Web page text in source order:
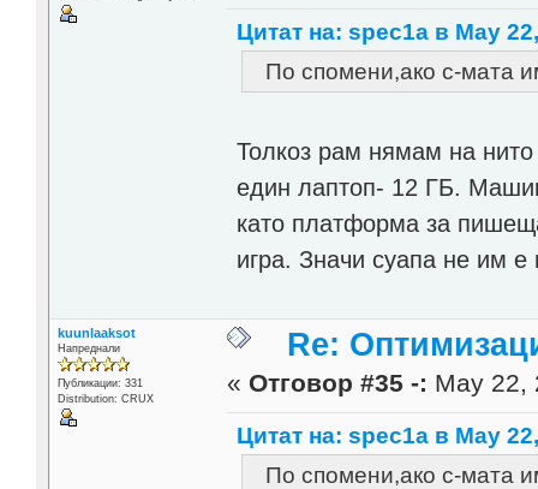
Цитат на: spec1a в May
По спомени,ако с-мата
Толкоз рам нямам на
един лаптоп- 12 ГБ.
като платформа за
игра. Значи суапа не им
kuunlaaksot
Напреднали
Публикации: 331
Distribution: CRUX
Re:
« Отговор #35 -: May 22,
Цитат на: spec1a в May
По спомени,ако с-мата